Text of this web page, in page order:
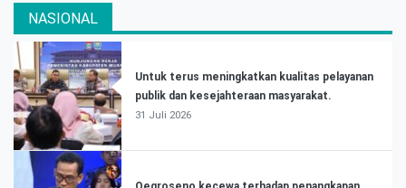
NASIONAL
Untuk terus meningkatkan kualitas pelayanan
publik dan kesejahteraan masyarakat.
31 Juli 2026